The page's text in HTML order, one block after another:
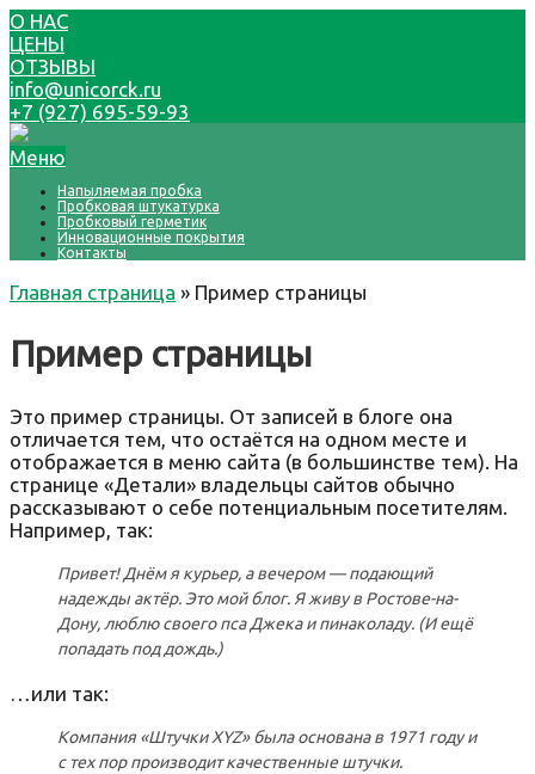
О НАС
ЦЕНЫ
ОТЗЫВЫ
info@unicorck.ru
+7 (927) 695-59-93
Меню
Напыляемая пробка
Пробковая штукатурка
Пробковый герметик
Инновационные покрытия
Контакты
Главная страница » Пример страницы
Пример страницы
Это пример страницы. От записей в блоге она
отличается тем, что остаётся на одном месте и
отображается в меню сайта (в большинстве тем). На
странице «Детали» владельцы сайтов обычно
рассказывают о себе потенциальным посетителям.
Например, так:
Привет! Днём я курьер, а вечером — подающий
надежды актёр. Это мой блог. Я живу в Ростове-на-
Дону, люблю своего пса Джека и пинаколаду. (И ещё
попадать под дождь.)
…или так:
Компания «Штучки XYZ» была основана в 1971 году и
с тех пор производит качественные штучки.